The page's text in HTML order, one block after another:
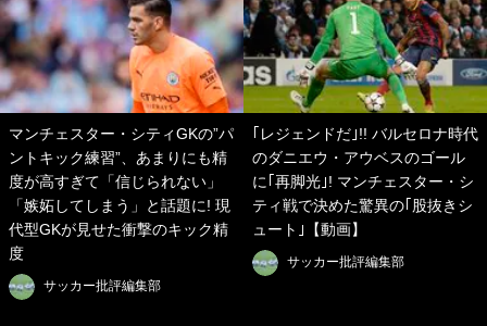
マンチェスター・シティGKの”パ
ントキック練習”、あまりにも精
度が高すぎて「信じられない」
「嫉妬してしまう」と話題に! 現
代型GKが見せた衝撃のキック精
度
サッカー批評編集部
｢レジェンドだ｣!! バルセロナ時代
のダニエウ・アウベスのゴール
に｢再脚光｣! マンチェスター・シ
ティ戦で決めた驚異の｢股抜きシ
ュート｣【動画】
サッカー批評編集部